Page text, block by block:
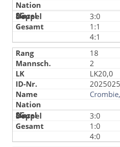
3:0
1:1
4:1
18
2
LK20,0
3:0
1:0
4:0